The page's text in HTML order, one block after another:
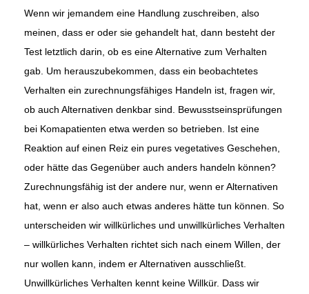
Wenn wir jemandem eine Handlung zuschreiben, also
meinen, dass er oder sie gehandelt hat, dann besteht der
Test letztlich darin, ob es eine Alternative zum Verhalten
gab. Um herauszubekommen, dass ein beobachtetes
Verhalten ein zurechnungsfähiges Handeln ist, fragen wir,
ob auch Alternativen denkbar sind. Bewusstseinsprüfungen
bei Komapatienten etwa werden so betrieben. Ist eine
Reaktion auf einen Reiz ein pures vegetatives Geschehen,
oder hätte das Gegenüber auch anders handeln können?
Zurechnungsfähig ist der andere nur, wenn er Alternativen
hat, wenn er also auch etwas anderes hätte tun können. So
unterscheiden wir willkürliches und unwillkürliches Verhalten
– willkürliches Verhalten richtet sich nach einem Willen, der
nur wollen kann, indem er Alternativen ausschließt.
Unwillkürliches Verhalten kennt keine Willkür. Dass wir